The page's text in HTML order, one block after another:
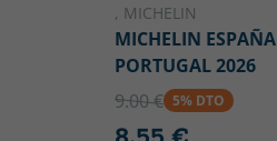
, MICHELIN
MICHELIN ESPAÑA
PORTUGAL 2026
9.00 € 5% DTO